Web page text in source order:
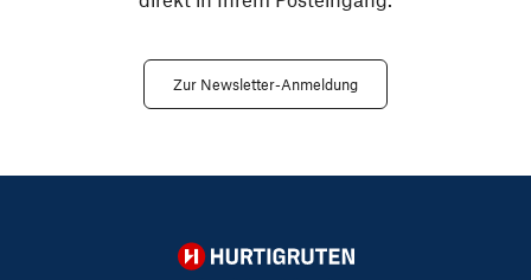
Zur Newsletter-Anmeldung
Hurtigruten